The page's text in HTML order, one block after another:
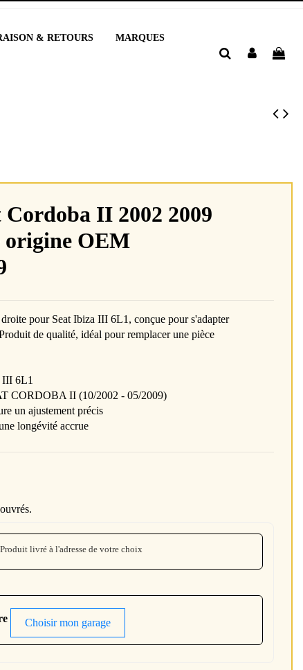
& RETOURS MARQUES
Cordoba II 2002 2009
OEM
pour Seat Ibiza III 6L1, conçue pour s'adapter
de qualité, idéal pour remplacer une pièce
III 6L1
CORDOBA II (10/2002 - 05/2009)
un ajustement précis
longévité accrue
Produit livré à l'adresse de votre choix
Choisir mon garage